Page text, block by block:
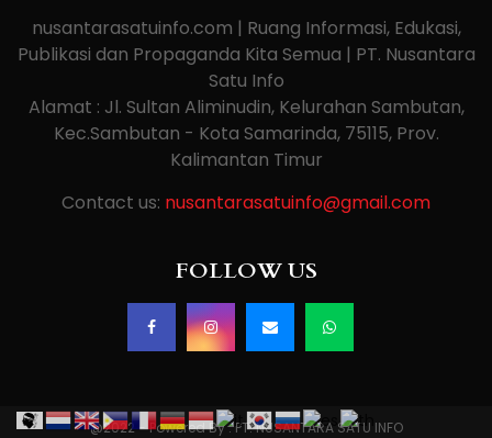
nusantarasatuinfo.com | Ruang Informasi, Edukasi,
Publikasi dan Propaganda Kita Semua | PT. Nusantara
Satu Info
Alamat : Jl. Sultan Aliminudin, Kelurahan Sambutan,
Kec.Sambutan - Kota Samarinda, 75115, Prov.
Kalimantan Timur
Contact us: nusantarasatuinfo@gmail.com
FOLLOW US
@2022 - Powered By : PT. NUSANTARA SATU INFO